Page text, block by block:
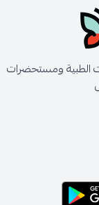
الطبية ومستحضرات